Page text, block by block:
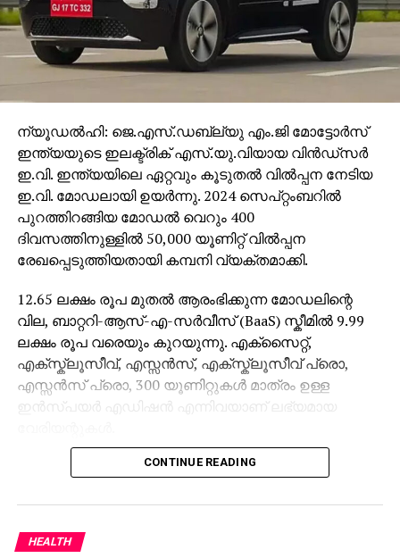
ന്യൂഡൽഹി: ജെ.എസ്‌.ഡബ്ല്യു എം.ജി മോട്ടോർസ്
ഇന്ത്യയുടെ ഇലക്ട്രിക് എസ്‌.യു.വിയായ വിൻഡ്സർ
ഇ.വി. ഇന്ത്യയിലെ ഏറ്റവും കൂടുതൽ വിൽപ്പന നേടിയ
ഇ.വി. മോഡലായി ഉയർന്നു. 2024 സെപ്റ്റംബറിൽ
പുറത്തിറങ്ങിയ മോഡൽ വെറും 400
ദിവസത്തിനുള്ളിൽ 50,000 യൂണിറ്റ് വിൽപ്പന
രേഖപ്പെടുത്തിയതായി കമ്പനി വ്യക്തമാക്കി.
12.65 ലക്ഷം രൂപ മുതൽ ആരംഭിക്കുന്ന മോഡലിന്റെ
വില, ബാറ്ററി-ആസ്-എ-സർവീസ് (BaaS) സ്കീമിൽ 9.99
ലക്ഷം രൂപ വരെയും കുറയുന്നു. എക്സൈറ്റ്,
എക്സ്ക്ലൂസീവ്, എസ്സൻസ്, എക്സ്ക്ലൂസീവ് പ്രൊ,
എസ്സൻസ് പ്രൊ, 300 യൂണിറ്റുകൾ മാത്രം ഉള്ള
ഇൻസ്പയർ എഡിഷൻ എന്നിവയാണ് ലഭ്യമായ
38 kWh, 52.9 kWh എന്നീ രണ്ട് ബാറ്ററി
ആദ്യത്തെ ബാറ്ററി പാക്ക് ഒറ്റ ചാർജിൽ 332 കിമീയും
രണ്ടാമത്തെ പാക്ക് 449 കിമീയും റേഞ്ച് വാഗ്ദാനം
ചെയ്യുന്നു.
CONTINUE READING
HEALTH